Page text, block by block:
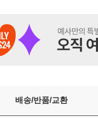
배송/반품/교환